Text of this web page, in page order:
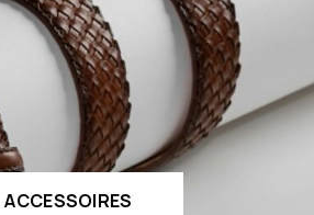
ACCESSOIRES